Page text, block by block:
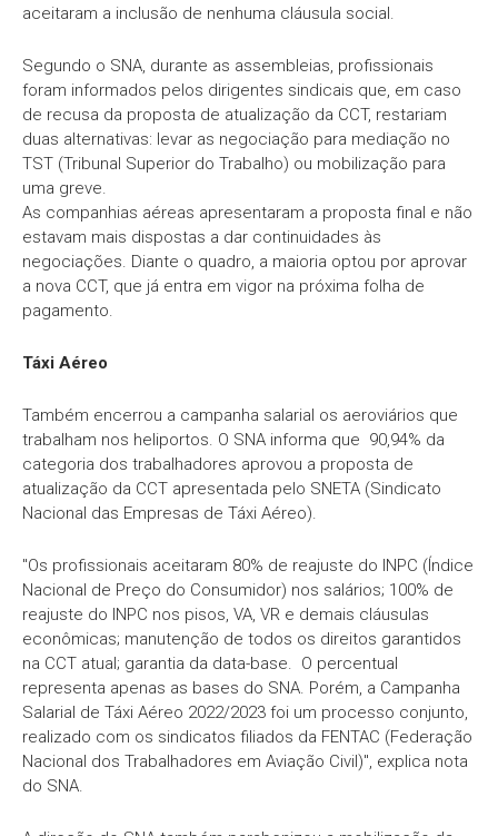
aceitaram a inclusão de nenhuma cláusula social.
Segundo o SNA, durante as assembleias, profissionais
foram informados pelos dirigentes sindicais que, em caso
de recusa da proposta de atualização da CCT, restariam
duas alternativas: levar as negociação para mediação no
TST (Tribunal Superior do Trabalho) ou mobilização para
uma greve.
As companhias aéreas apresentaram a proposta final e não
estavam mais dispostas a dar continuidades às
negociações. Diante o quadro, a maioria optou por aprovar
a nova CCT, que já entra em vigor na próxima folha de
pagamento.
Táxi Aéreo
Também encerrou a campanha salarial os aeroviários que
trabalham nos heliportos. O SNA informa que 90,94% da
categoria dos trabalhadores aprovou a proposta de
atualização da CCT apresentada pelo SNETA (Sindicato
Nacional das Empresas de Táxi Aéreo).
"Os profissionais aceitaram 80% de reajuste do INPC (Índice
Nacional de Preço do Consumidor) nos salários; 100% de
reajuste do INPC nos pisos, VA, VR e demais cláusulas
econômicas; manutenção de todos os direitos garantidos
na CCT atual; garantia da data-base. O percentual
representa apenas as bases do SNA. Porém, a Campanha
Salarial de Táxi Aéreo 2022/2023 foi um processo conjunto,
realizado com os sindicatos filiados da FENTAC (Federação
Nacional dos Trabalhadores em Aviação Civil)", explica nota
do SNA.